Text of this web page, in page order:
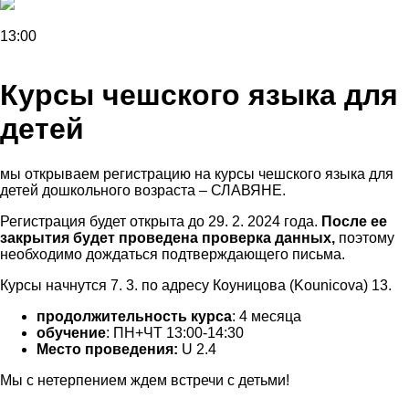
13:00
Курсы чешского языка для
детей
мы открываем регистрацию на курсы чешского языка для
детей дошкольного возраста – СЛАВЯНЕ.
Регистрация будет открыта до 29. 2. 2024 года. После ее
закрытия будет проведена проверка данных, поэтому
необходимо дождаться подтверждающего письма.
Курсы начнутся 7. 3. по адресу Коуницова (Kounicova) 13.
продолжительность курса: 4 месяца
обучение: ПН+ЧТ 13:00-14:30
Место проведения: U 2.4
Мы с нетерпением ждем встречи с детьми!